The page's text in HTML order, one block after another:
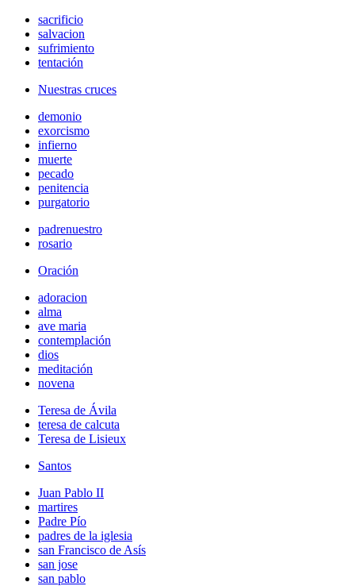
sacrificio
salvacion
sufrimiento
tentación
Nuestras cruces
demonio
exorcismo
infierno
muerte
pecado
penitencia
purgatorio
padrenuestro
rosario
Oración
adoracion
alma
ave maria
contemplación
dios
meditación
novena
Teresa de Ávila
teresa de calcuta
Teresa de Lisieux
Santos
Juan Pablo II
martires
Padre Pío
padres de la iglesia
san Francisco de Asís
san jose
san pablo